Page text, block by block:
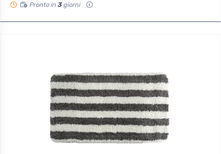
Pronto in 3giorni